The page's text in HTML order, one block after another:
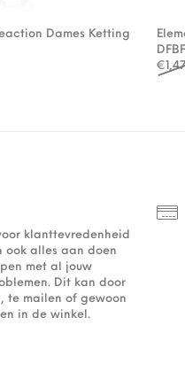
Dames Ketting
prijs was: €89.00.
prijs is: €40.00.
€
klanttevredenheid
ook alles aan doen
met al jouw
Dit kan door
te mailen of gewoon
in de winkel.